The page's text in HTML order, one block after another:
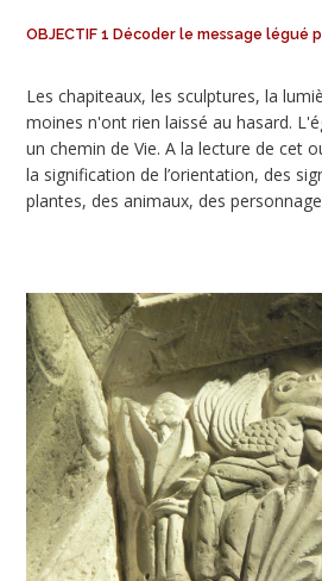
OBJECTIF 1 Décoder le message légué
Les chapiteaux, les sculptures, la
moines n'ont rien laissé au hasard.
un chemin de Vie. A la lecture de cet
la signification de l’orientation, des
plantes, des animaux, des